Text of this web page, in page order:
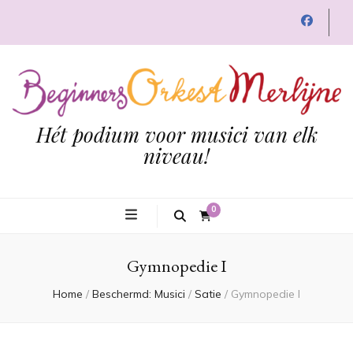
Hét podium voor musici van elk
niveau!
0
Gymnopedie I
Home / Beschermd: Musici / Satie / Gymnopedie I